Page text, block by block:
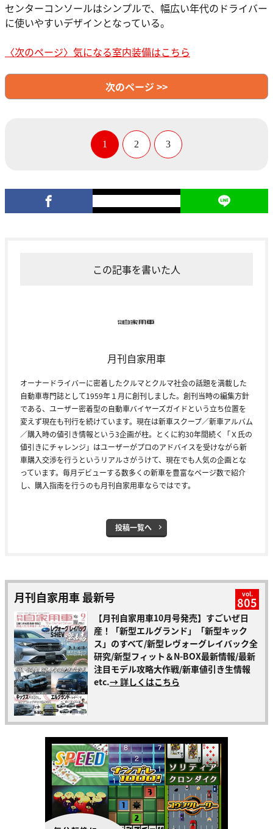
センターコンソールはシンプルで、幅広い年代のドライバー
に使いやすいデザインとなっている。
〈次のページ〉気になる室内装備はこちら
次のページ >>
1 2 3
この記事を書いた人
月刊自家用車
オーナードライバーに密着したクルマとクルマ社会の話題を満載した
自動車専門誌として1959年１月に創刊しました。創刊当時の編集方針
である、ユーザー密着型の自動車バイヤーズガイドという立ち位置を
変えず現在も刊行を続けています。現在は新車スクープ／新車アルバム
／購入時の値引き情報という3企画が柱。とくに約30年間続く「Ｘ氏の
値引きにチャレンジ」はユーザーがプロのアドバイスを受けながら新
車購入交渉を行うというリアルさがうけて、現在でも人気の企画とな
っています。毎月デビューする数多くの新車を豊富なページ数で紹介
し、購入指南を行うのも月刊自家用車ならではです。
投稿一覧へ
月刊自家用車 最新号 vol.
805
【月刊自家用車10月号発売】すごいぜ日
産！「新型エルグランド」「新型キック
ス」のすべて/新型レヴォーグレイバック全
研究/新型フィット＆N-BOX最新情報/最新
注目モデル攻略大作戦/新車値引き生情報
etc.→ 詳しくはこちら